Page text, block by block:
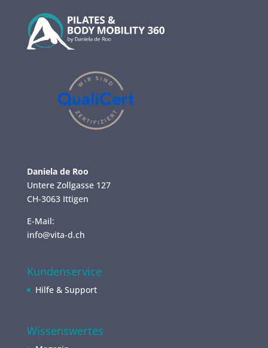
Daniela de Roo
Untere Zollgasse 127
CH-3063 Ittigen
E-Mail:
info@vita-d.ch
Kundenservice
Hilfe & Support
Wissenswertes